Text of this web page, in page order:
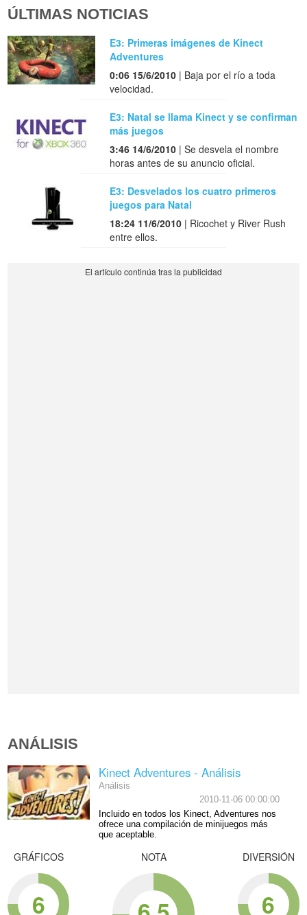
ÚLTIMAS NOTICIAS
E3: Primeras imágenes de Kinect
Adventures
0:06 15/6/2010 | Baja por el río a toda
velocidad.
E3: Natal se llama Kinect y se confirman
más juegos
3:46 14/6/2010 | Se desvela el nombre
horas antes de su anuncio oficial.
E3: Desvelados los cuatro primeros
juegos para Natal
18:24 11/6/2010 | Ricochet y River Rush
entre ellos.
ANÁLISIS
Kinect Adventures - Análisis
Análisis
2010-11-06 00:00:00
Incluido en todos los Kinect, Adventures nos
ofrece una compilación de minijuegos más
que aceptable.
GRÁFICOS
6
NOTA DIVERSIÓN
6